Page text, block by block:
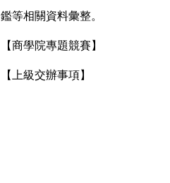
鑑等相關資料彙整。
【商學院專題競賽】
【上級交辦事項】